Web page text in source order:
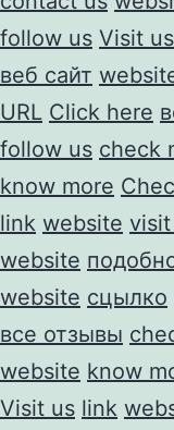
follow us Visit us
веб сайт
URL Click here
follow us check
know more
link website
website
website сцылко
все отзывы
website know
Visit us link